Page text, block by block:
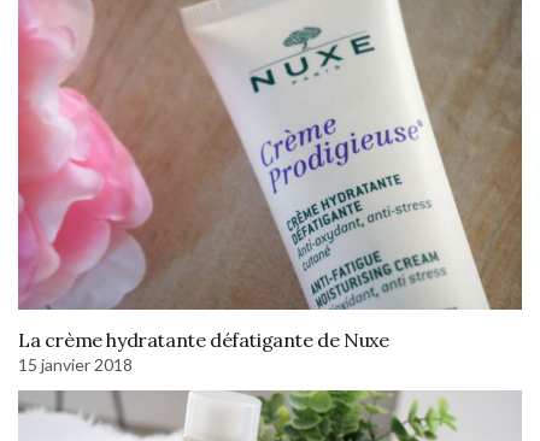
La crème hydratante défatigante de Nuxe
15 janvier 2018